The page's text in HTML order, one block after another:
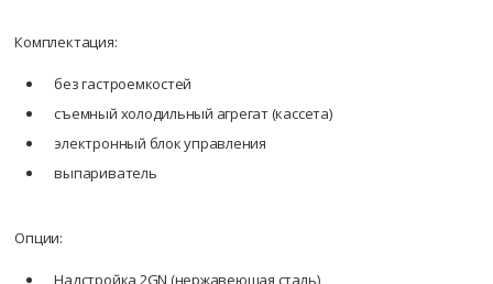
Комплектация:
без гастроемкостей
съемный холодильный агрегат (кассета)
электронный блок управления
выпариватель
Опции:
Надстройка 2GN (нержавеющая сталь)